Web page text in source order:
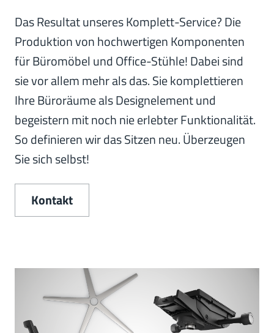
Das Resultat unseres Komplett-Service? Die
Produktion von hochwertigen Komponenten
für Büromöbel und Office-Stühle! Dabei sind
sie vor allem mehr als das. Sie komplettieren
Ihre Büroräume als Designelement und
begeistern mit noch nie erlebter Funktionalität.
So definieren wir das Sitzen neu. Überzeugen
Sie sich selbst!
Kontakt